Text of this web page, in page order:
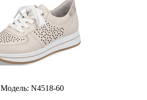
Модель: N4518-60